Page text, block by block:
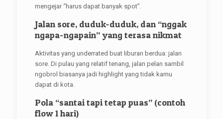
mengejar “harus dapat banyak spot”.
Jalan sore, duduk-duduk, dan “nggak
ngapa-ngapain” yang terasa nikmat
Aktivitas yang underrated buat liburan berdua: jalan
sore. Di pulau yang relatif tenang, jalan pelan sambil
ngobrol biasanya jadi highlight yang tidak kamu
dapat di kota.
Pola “santai tapi tetap puas” (contoh
flow 1 hari)